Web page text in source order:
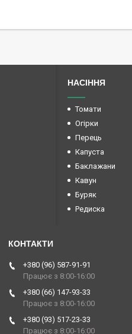
НАСІННЯ
Томати
Огірки
Перець
Капуста
Баклажани
Кавун
Буряк
Редиска
+380 (96) 587-91-91
Працює з 8:00-16:00
+380 (66) 147-93-33
Працює з 8:00-16:00
+380 (93) 517-23-33
Працює з 8:00-16:00